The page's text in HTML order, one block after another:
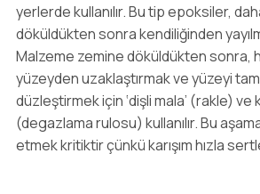
yerlerde kullanılır. Bu tip epoksiler,
döküldükten sonra kendiliğinden
Malzeme zemine döküldükten sonra,
yüzeyden uzaklaştırmak ve yüzeyi
düzleştirmek için ‘dişli mala’ (rakle) ve
(degazlama rulosu) kullanılır. Bu
etmek kritiktir çünkü karışım hızla